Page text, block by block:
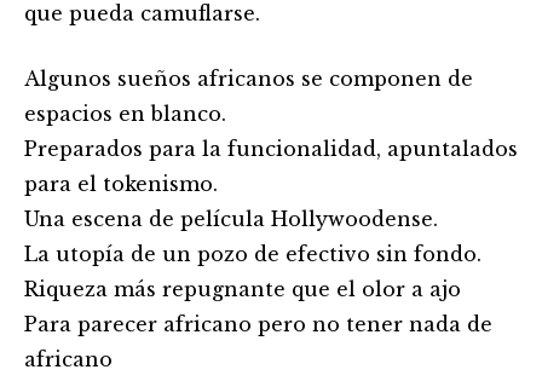
que pueda camuflarse.
Algunos sueños africanos se componen de
espacios en blanco.
Preparados para la funcionalidad, apuntalados
para el tokenismo.
Una escena de película Hollywoodense.
La utopía de un pozo de efectivo sin fondo.
Riqueza más repugnante que el olor a ajo
Para parecer africano pero no tener nada de
africano